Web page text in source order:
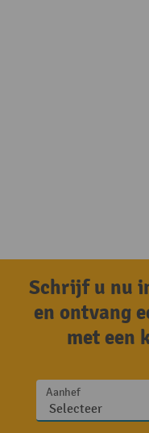
Schrijf u nu
en ontvang
met een
Aanhef